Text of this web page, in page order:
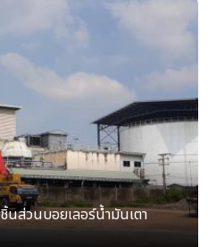
ส่วนบอยเลอร์น้ำมันเตา